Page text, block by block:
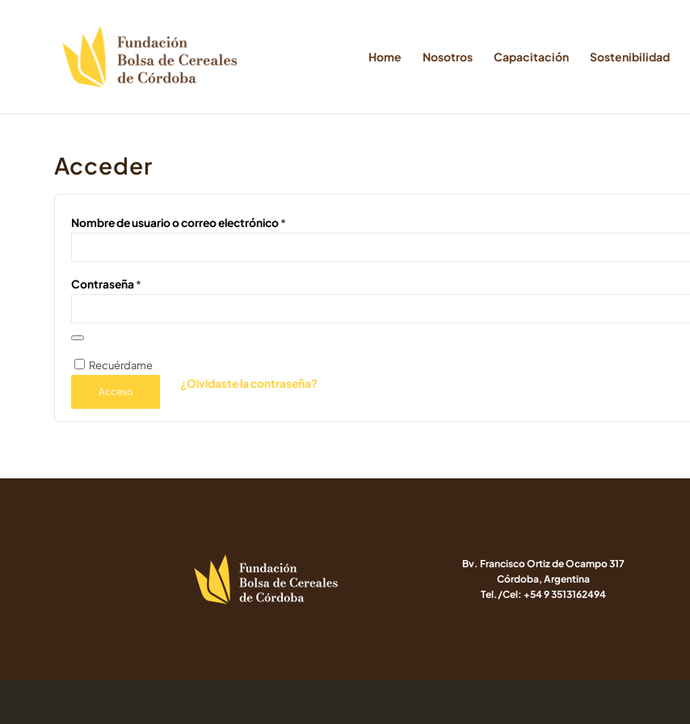
Home Nosotros Capacitación Sostenibilidad
Acceder
Nombre de usuario o correo electrónico*
Contraseña*
Recuérdame
Acceso
¿Olvidaste la contraseña?
Bv. Francisco Ortiz de Ocampo 317
Córdoba, Argentina
Tel./Cel: +54 9 3513162494